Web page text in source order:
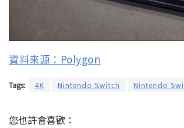
資料來源：Polygon
Tags: 4K Nintendo Switch Nintendo
您也許會喜歡：